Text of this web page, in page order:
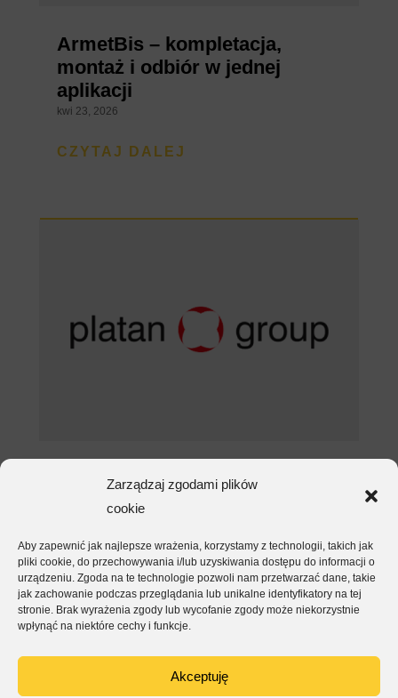
Zarządzaj zgodami plików
cookie
Aby zapewnić jak najlepsze wrażenia, korzystamy z technologii, takich jak
pliki cookie, do przechowywania i/lub uzyskiwania dostępu do informacji o
urządzeniu. Zgoda na te technologie pozwoli nam przetwarzać dane, takie
jak zachowanie podczas przeglądania lub unikalne identyfikatory na tej
stronie. Brak wyrażenia zgody lub wycofanie zgody może niekorzystnie
wpłynąć na niektóre cechy i funkcje.
Akceptuję
ArmetBis – kompletacja,
montaż i odbiór w jednej
aplikacji
kwi 23, 2026
CZYTAJ DALEJ
Platan Group – porządek w
dokumentacji od pierwszego
mar 9, 2026
CZYTAJ DALEJ